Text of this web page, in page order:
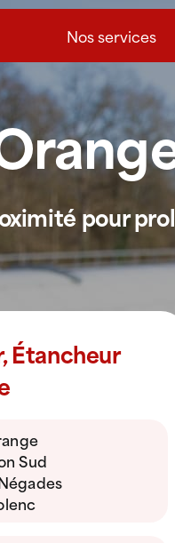
Nos services
pour
Étancheur
Sud